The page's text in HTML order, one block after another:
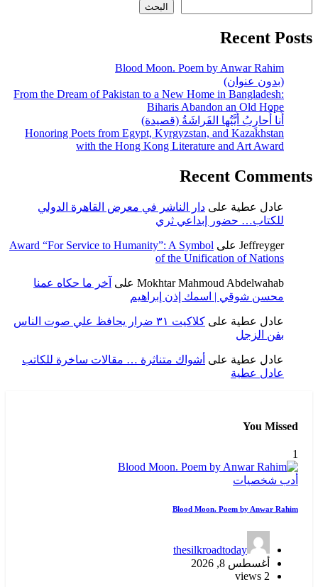
البحث
Recent Posts
Blood Moon. Poem by Anwar Rahim
(بدون عنوان)
From the Dream of Pakistan to a New Home in Bangladesh:
Biharis Abandon an Old Hope
أَنا أُحارِبُ أَيَّتُها الفَراشَةُ (قصيدة)
Honoring Poets from Egypt, Kyrgyzstan, and Kazakhstan
with the Hong Kong Literature and Art Award
Recent Comments
عادل عطية على دار الناشر في معرض القاهرة الدولي
للكتاب… حضور إبداعي ثري
Jeffreyger على Award “For Service to Humanity”: A Symbol
of the Unification of Nations
Mokhtar Mahmoud Abdelwahab على آخر ما حكاه عمنا
محسن شوقي | اسمك إذن إبراهيم
عادل عطية على
كلاكيت ٣١ ضرار يحافظ علي صوت الناس
بفن الزجل
عادل عطية على أشواك متناثرة … مقالات ساخرة للكاتب
عادل عطية
You Missed
1
أدب شخصيات
Blood Moon. Poem by Anwar Rahim
thesilkroadtoday
أغسطس 8, 2026
2 views